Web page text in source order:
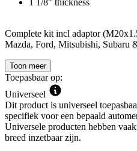
Complete kit incl adaptor
Mazda, Ford, Mitsubishi, Subaru
Toon meer
Toepasbaar op:
Universeel
Dit product is universeel
specifiek voor een bepaald
Universele producten hebben
breed inzetbaar zijn.